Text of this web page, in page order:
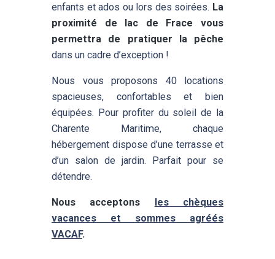
enfants et ados ou lors des soirées. La
proximité de lac de Frace vous
permettra de pratiquer la pêche
dans un cadre d’exception !
Nous vous proposons 40 locations
spacieuses, confortables et bien
équipées. Pour profiter du soleil de la
Charente Maritime, chaque
hébergement dispose d’une terrasse et
d’un salon de jardin. Parfait pour se
détendre.
Nous acceptons
les chèques
vacances et sommes agréés
VACAF.